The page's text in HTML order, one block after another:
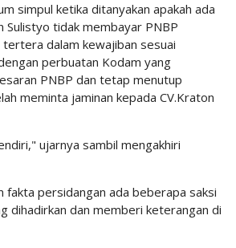
simpul ketika ditanyakan apakah ada
Sulistyo tidak membayar PNBP
dalam kewajiban sesuai
perbuatan Kodam yang
PNBP dan tetap menutup
meminta jaminan kepada CV.Kraton
ujarnya sambil mengakhiri
fakta persidangan ada beberapa saksi
dihadirkan dan memberi keterangan di